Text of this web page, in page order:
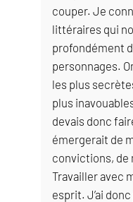
couper. Je
littéraires qui
profondément
personnages.
les plus
plus
devais donc
émergerait de
convictions, de
Travailler avec
esprit. J’ai